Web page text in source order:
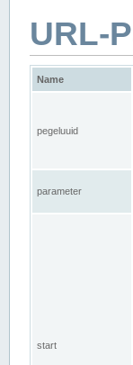
URL-
Name
pegeluuid
parameter
start